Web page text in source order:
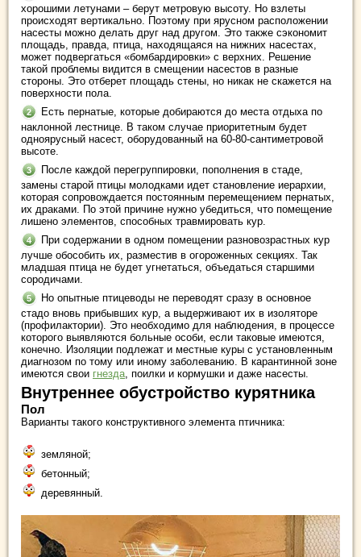
хорошими летунами – берут метровую высоту. Но взлеты
происходят вертикально. Поэтому при ярусном расположении
насесты можно делать друг над другом. Это также сэкономит
площадь, правда, птица, находящаяся на нижних насестах,
может подвергаться «бомбардировки» с верхних. Решение
такой проблемы видится в смещении насестов в разные
стороны. Это отберет площадь стены, но никак не скажется на
поверхности пола.
Есть пернатые, которые добираются до места отдыха по
наклонной лестнице. В таком случае приоритетным будет
одноярусный насест, оборудованный на 60-80-сантиметровой
высоте.
После каждой перегруппировки, пополнения в стаде,
замены старой птицы молодками идет становление иерархии,
которая сопровождается постоянным перемещением пернатых,
их драками. По этой причине нужно убедиться, что помещение
лишено элементов, способных травмировать кур.
При содержании в одном помещении разновозрастных кур
лучше обособить их, разместив в огороженных секциях. Так
младшая птица не будет угнетаться, объедаться старшими
сородичами.
Но опытные птицеводы не переводят сразу в основное
стадо вновь прибывших кур, а выдерживают их в изоляторе
(профилактории). Это необходимо для наблюдения, в процессе
которого выявляются больные особи, если таковые имеются,
конечно. Изоляции подлежат и местные куры с установленным
диагнозом по тому или иному заболеванию. В карантинной зоне
имеются свои гнезда , поилки и кормушки и даже насесты.
Внутреннее обустройство курятника
Пол
Варианты такого конструктивного элемента птичника:
земляной;
бетонный;
деревянный.